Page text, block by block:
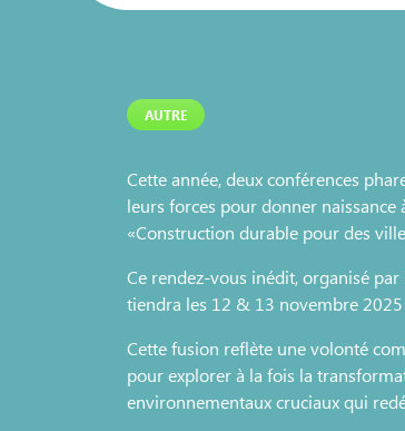
AUTRE
Cette année, deux conférences
leurs forces pour donner naissance
«Construction durable pour des
Ce rendez-vous inédit, organisé par
tiendra les 12 & 13 novembre
Cette fusion reflète une volonté
pour explorer à la fois la
environnementaux cruciaux qui